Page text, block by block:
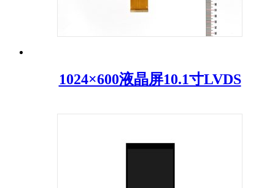
1024×600液晶屏10.1寸LVDS